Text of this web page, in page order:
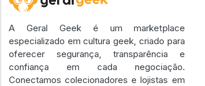
A Geral Geek é um marketplace
especializado em cultura geek, criado para
oferecer segurança, transparência e
confiança em cada negociação.
Conectamos colecionadores e lojistas em